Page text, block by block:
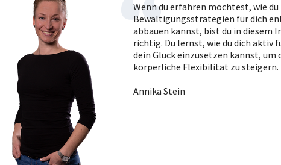
Wenn du erfahren möchtest, wie
Bewältigungsstrategien für dich
abbauen kannst, bist du in diesem
richtig. Du lernst, wie du dich aktiv
dein Glück einzusetzen kannst, um
körperliche Flexibilität zu steigern.
Annika Stein